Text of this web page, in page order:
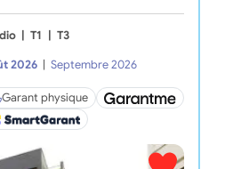
T1 T3
2026 Septembre 2026
Garant physique